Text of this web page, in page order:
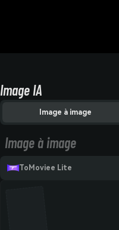
Image IA
Image à image
Image à image
ToMoviee Lite